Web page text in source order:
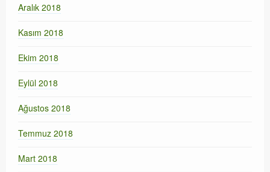
Aralık 2018
Kasım 2018
Ekim 2018
Eylül 2018
Ağustos 2018
Temmuz 2018
Mart 2018